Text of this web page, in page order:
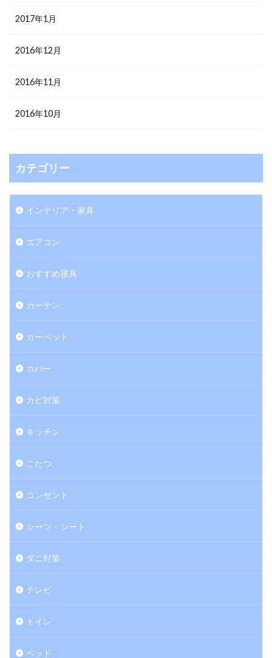
2017年1月
2016年12月
2016年11月
2016年10月
カテゴリー
インテリア・家具
エアコン
おすすめ寝具
カーテン
カーペット
カバー
カビ対策
キッチン
こたつ
コンセント
シーツ・シート
ダニ対策
テレビ
トイレ
ベッド